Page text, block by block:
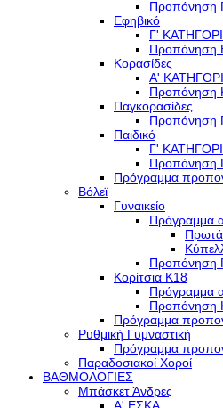
Προπόνηση
Εφηβικό
Γ'
Προπόνηση
Κορασίδες
Α'
Προπόνηση
Παγκορασίδες
Προπόνηση
Παιδικό
Γ'
Προπόνηση
Πρόγραμμα
Βόλεϊ
Γυναικείο
Πρόγραμμα
Προπόνηση
Κορίτσια Κ18
Πρόγραμμα
Προπόνηση
Πρόγραμμα
Ρυθμική Γυμναστική
Πρόγραμμα
Παραδοσιακοί Χοροί
ΒΑΘΜΟΛΟΓΙΕΣ
Μπάσκετ Άνδρες